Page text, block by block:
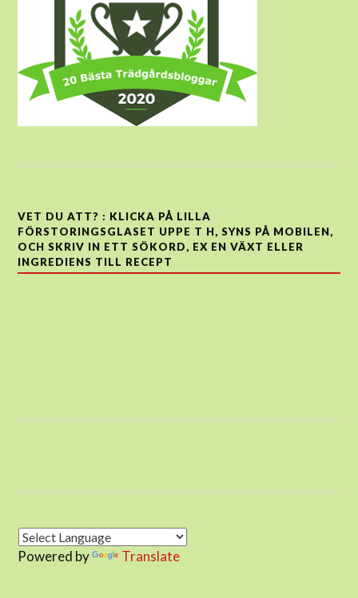
VET DU ATT? : KLICKA PÅ LILLA
FÖRSTORINGSGLASET UPPE T H, SYNS PÅ MOBILEN,
OCH SKRIV IN ETT SÖKORD, EX EN VÄXT ELLER
INGREDIENS TILL RECEPT
Powered by Translate